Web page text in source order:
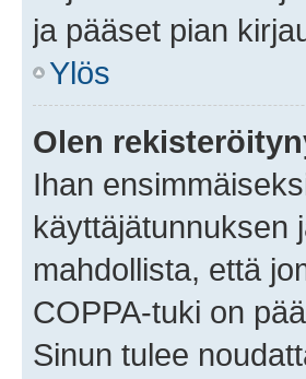
ja pääset pian
Ylös
Olen
Ihan
käyttäjätunnuksen
mahdollista, että
COPPA-tuki on
Sinun tulee